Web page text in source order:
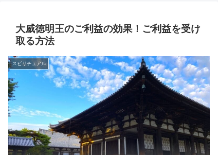
大威徳明王のご利益の効果！ご利益を受け
取る方法
スピリチュアル